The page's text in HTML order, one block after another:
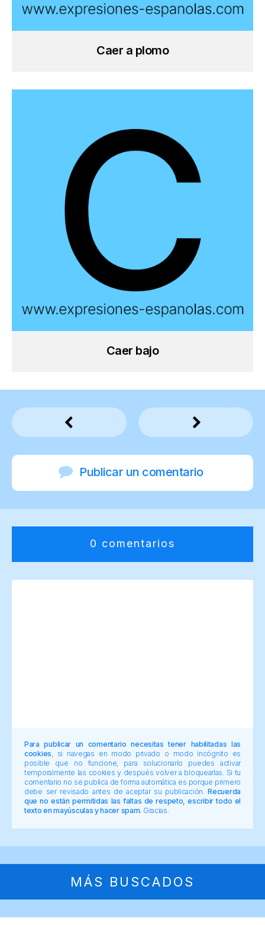
Caer a plomo
Caer bajo
Publicar un comentario
0 comentarios
Para publicar un comentario necesitas tener habilitadas las
cookies , si navegas en modo privado o modo incógnito es
posible que no funcione, para solucionarlo puedes activar
temporalmente las cookies y después volver a bloquearlas. Si tu
comentario no se publica de forma automática es porque primero
debe ser revisado antes de aceptar su publicación.Recuerda
que no están permitidas las faltas de respeto, escribir todo el
texto en mayúsculas y hacer spam. Gracias.
MÁS BUSCADOS